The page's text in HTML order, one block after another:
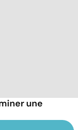
une